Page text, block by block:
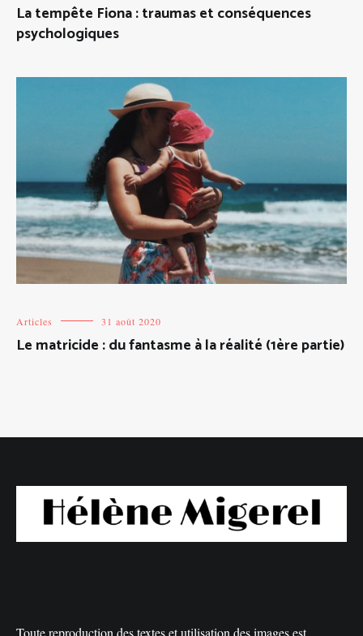
La tempête Fiona : traumas et conséquences
psychologiques
Articles 31 août 2020
Le matricide : du fantasme à la réalité (1ère partie)
Toute reproduction des textes et utilisation des images est